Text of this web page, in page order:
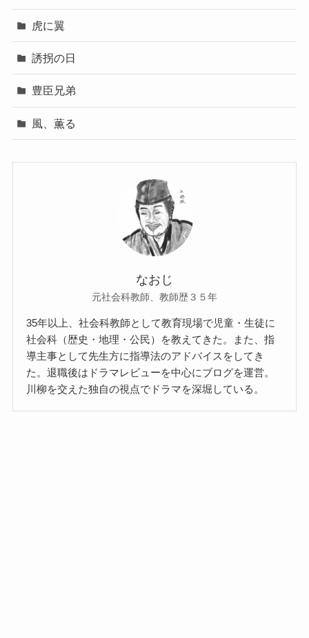
虎に翼
誘拐の日
豊臣兄弟
風、薫る
なおじ
元社会科教師、教師歴３５年
35年以上、社会科教師として教育現場で児童・生徒に
社会科（歴史・地理・公民）を教えてきた。また、指
導主事として先生方に指導法のアドバイスをしてき
た。退職後はドラマレビューを中心にブログを運営。
川柳を交えた独自の視点でドラマを深堀している。